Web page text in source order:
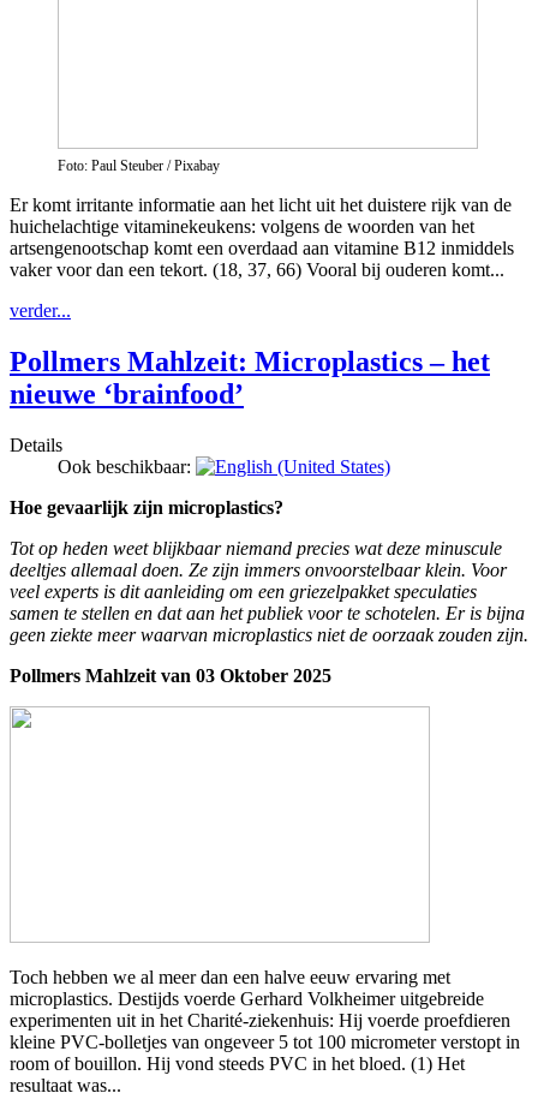
Foto: Paul Steuber / Pixabay
Er komt irritante informatie aan het licht uit het duistere rijk van de
huichelachtige vitaminekeukens: volgens de woorden van het
artsengenootschap komt een overdaad aan vitamine B12 inmiddels
vaker voor dan een tekort. (18, 37, 66) Vooral bij ouderen komt...
verder...
Pollmers Mahlzeit: Microplastics – het
nieuwe ‘brainfood’
Details
Ook beschikbaar:
Hoe gevaarlijk zijn microplastics?
Tot op heden weet blijkbaar niemand precies wat deze minuscule
deeltjes allemaal doen. Ze zijn immers onvoorstelbaar klein. Voor
veel experts is dit aanleiding om een griezelpakket speculaties
samen te stellen en dat aan het publiek voor te schotelen. Er is bijna
geen ziekte meer waarvan microplastics niet de oorzaak zouden zijn.
Pollmers Mahlzeit van 03 Oktober 2025
Toch hebben we al meer dan een halve eeuw ervaring met
microplastics. Destijds voerde Gerhard Volkheimer uitgebreide
experimenten uit in het Charité-ziekenhuis: Hij voerde proefdieren
kleine PVC-bolletjes van ongeveer 5 tot 100 micrometer verstopt in
room of bouillon. Hij vond steeds PVC in het bloed. (1) Het
resultaat was...